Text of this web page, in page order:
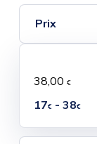
Prix
38,00 €
17€- 38€